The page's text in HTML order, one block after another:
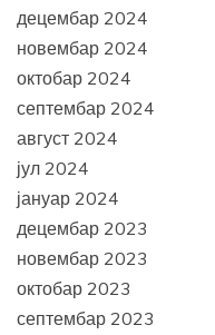
децембар 2024
новембар 2024
октобар 2024
септембар 2024
август 2024
јул 2024
јануар 2024
децембар 2023
новембар 2023
октобар 2023
септембар 2023